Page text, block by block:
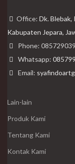
Office: Dk. Blebak,
Kabupaten Jepara,
Phone:
Whatsapp:
Email:
Lain-lain
Produk Kami
Tentang Kami
Kontak Kami